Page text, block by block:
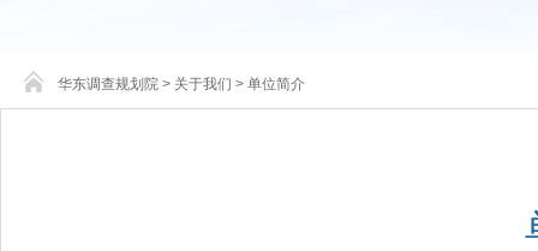
华东调查规划院 > 关于我们 > 单位简介